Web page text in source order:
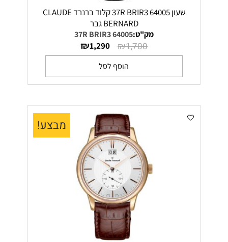
שעון 64005 37R BRIR3 קלוד ברנרד CLAUDE
BERNARD גבר
מק"ט:64005 37R BRIR3
₪1,700
₪1,290
הוסף לסל
מבצע!